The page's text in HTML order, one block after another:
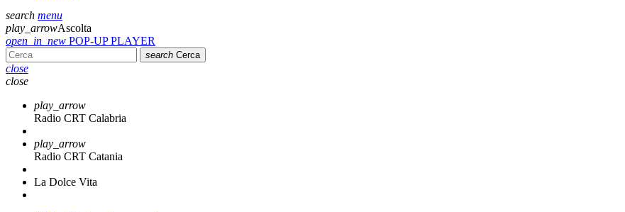
search menu
play_arrowAscolta
open_in_new POP-UP PLAYER
search Cerca
close
close
play_arrow
Radio CRT Calabria
play_arrow
Radio CRT Catania
La Dolce Vita